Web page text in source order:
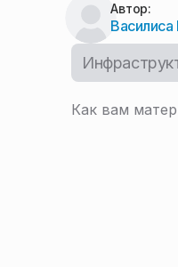
Автор:
Василиса
Как вам